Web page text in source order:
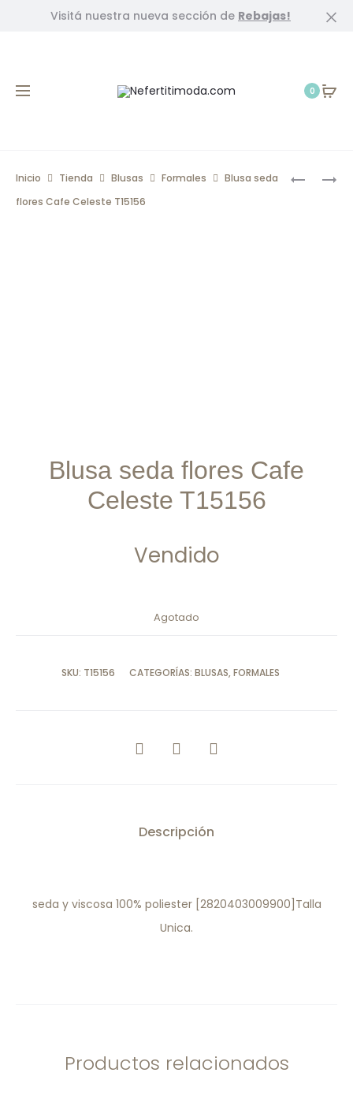
Visitá nuestra nueva sección de Rebajas!
0
BLUSA
BLUSA
Inicio Tienda Blusas Formales
Blusa seda
flores Cafe Celeste T15156
Blusa seda flores Cafe
Celeste T15156
Vendido
Agotado
SKU: T15156 CATEGORÍAS: BLUSAS,FORMALES
COMPARTIR
Descripción
seda y viscosa 100% poliester [2820403009900]Talla
Unica.
Productos relacionados